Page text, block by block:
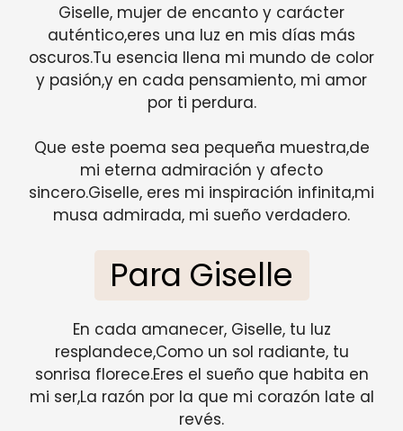
Giselle, mujer de encanto y carácter
auténtico,eres una luz en mis días más
oscuros.Tu esencia llena mi mundo de color
y pasión,y en cada pensamiento, mi amor
por ti perdura.
Que este poema sea pequeña muestra,de
mi eterna admiración y afecto
sincero.Giselle, eres mi inspiración infinita,mi
musa admirada, mi sueño verdadero.
Para Giselle
En cada amanecer, Giselle, tu luz
resplandece,Como un sol radiante, tu
sonrisa florece.Eres el sueño que habita en
mi ser,La razón por la que mi corazón late al
revés.